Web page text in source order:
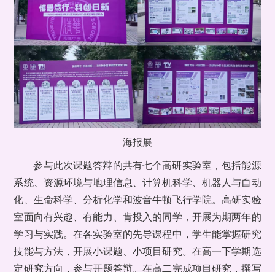
海报展
参与此次课题答辩的共有七个高研实验室，包括能源
系统、资源环境与地理信息、计算机科学、机器人与自动
化、生命科学、分析化学和波音牛顿飞行学院。高研实验
室面向有兴趣、有能力、肯投入的同学，开展为期两年的
学习与实践。在各实验室的先导课程中，学生能掌握研究
技能与方法，开展小课题、小项目研究。在高一下学期选
定研究方向，参与开题答辩。在高二完成项目研究，撰写